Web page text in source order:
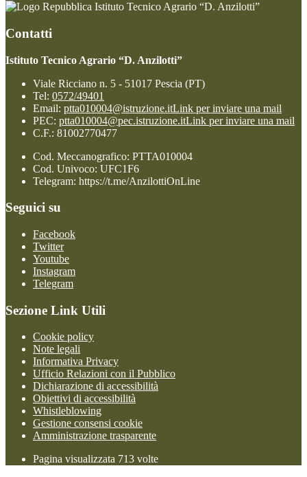
Istituto Tecnico Agrario “D. Anzilotti”
Contatti
Istituto Tecnico Agrario “D. Anzilotti”
Viale Ricciano n. 5 - 51017 Pescia (PT)
Tel: 0572/49401
Email: ptta010004@istruzione.itLink per inviare una mail
PEC: ptta010004@pec.istruzione.itLink per inviare una mail
C.F.: 81002770477
Cod. Meccanografico: PTTA010004
Cod. Univoco: UFC1F6
Telegram: https://t.me/AnzilottiOnLine
Seguici su
Facebook
Twitter
Youtube
Instagram
Telegram
Sezione Link Utili
Cookie policy
Note legali
Informativa Privacy
Ufficio Relazioni con il Pubblico
Dichiarazione di accessibilità
Obiettivi di accessibilità
Whistleblowing
Gestione consensi cookie
Amministrazione trasparente
Pagina visualizzata 713 volte